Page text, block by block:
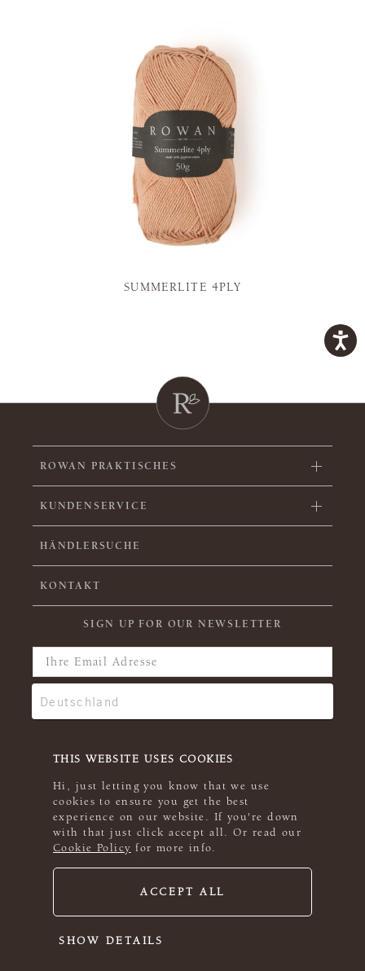
THIS WEBSITE USES COOKIES
Hi, just letting you know that we use
cookies to ensure you get the best
experience on our website. If you're down
with that just click accept all. Or read our
Cookie Policy for more info.
ACCEPT ALL
SHOW DETAILS
SUMMERLITE 4PLY
ROWAN PRAKTISCHES
KUNDENSERVICE
HÄNDLERSUCHE
KONTAKT
SIGN UP FOR OUR NEWSLETTER
© 2026 Rowan